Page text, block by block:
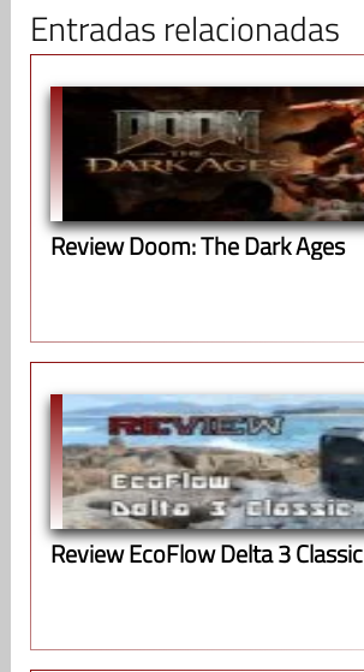
Entradas relacionadas
Review Doom: The Dark Ages
Review EcoFlow Delta 3 Classic